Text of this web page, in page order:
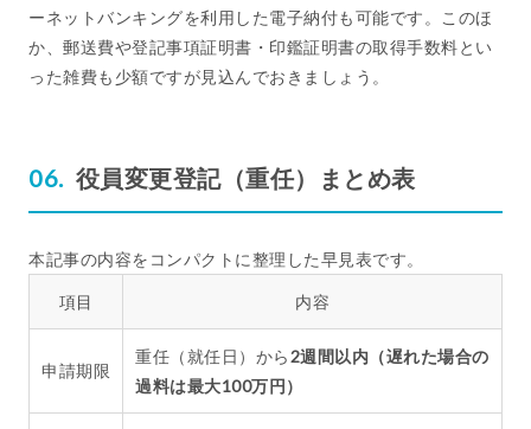
ーネットバンキングを利用した電子納付も可能です。このほ
か、郵送費や登記事項証明書・印鑑証明書の取得手数料とい
った雑費も少額ですが見込んでおきましょう。
役員変更登記（重任）まとめ表
本記事の内容をコンパクトに整理した早見表です。
項目 内容
申請期限
重任（就任日）から2週間以内（遅れた場合の
過料は最大100万円）